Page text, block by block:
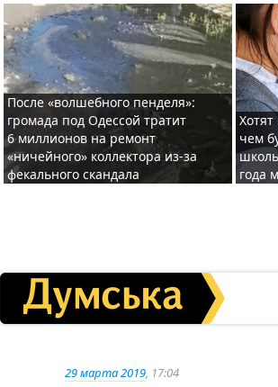
После «волшебного пенделя»:
громада под Одессой тратит
6 миллионов на ремонт
«ничейного» коллектора из-за
фекального скандала
чем
года
29 марта 2019, 17:04